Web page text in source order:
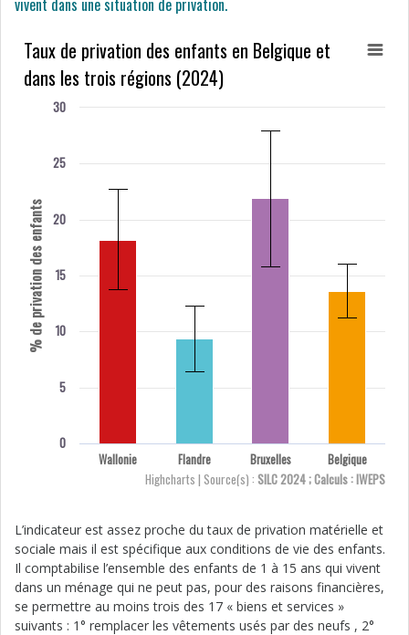
vivent dans une situation de privation.
% de privation des enfants
0
5
10
15
20
25
30
Highcharts | Source(s) : SILC 2024 ; Calculs : IWEPS
Taux de privation des enfants en Belgique et
dans les trois régions (2024)
Wallonie Flandre Bruxelles Belgique
L’indicateur est assez proche du taux de privation matérielle et
sociale mais il est spécifique aux conditions de vie des enfants.
Il comptabilise l’ensemble des enfants de 1 à 15 ans qui vivent
dans un ménage qui ne peut pas, pour des raisons financières,
se permettre au moins trois des 17 « biens et services »
suivants : 1° remplacer les vêtements usés par des neufs , 2°